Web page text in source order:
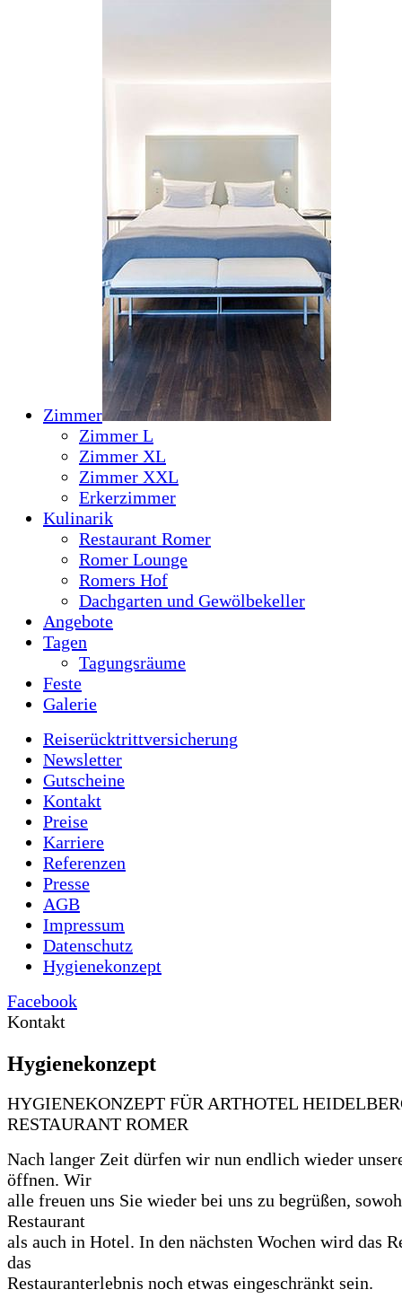
Zimmer
Zimmer L
Zimmer XL
Zimmer XXL
Erkerzimmer
Kulinarik
Restaurant Romer
Romer Lounge
Romers Hof
Dachgarten und Gewölbekeller
Angebote
Tagen
Tagungsräume
Feste
Galerie
Reiserücktrittversicherung
Newsletter
Gutscheine
Kontakt
Preise
Karriere
Referenzen
Presse
AGB
Impressum
Datenschutz
Hygienekonzept
Facebook
Kontakt
Hygienekonzept
HYGIENEKONZEPT FÜR ARTHOTEL
RESTAURANT ROMER
Nach langer Zeit dürfen wir nun endlich wieder
öffnen. Wir
alle freuen uns Sie wieder bei uns zu begrüßen,
Restaurant
als auch in Hotel. In den nächsten Wochen wird das
das
Restauranterlebnis noch etwas eingeschränkt sein.